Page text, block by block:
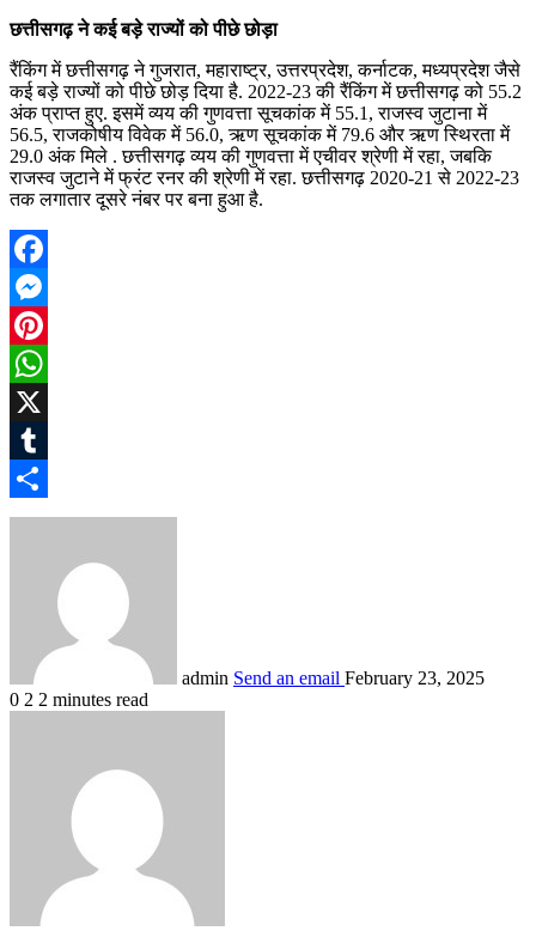
छत्तीसगढ़ ने कई बड़े राज्यों को पीछे छोड़ा
रैंकिंग में छत्तीसगढ़ ने गुजरात, महाराष्ट्र, उत्तरप्रदेश, कर्नाटक, मध्यप्रदेश जैसे
कई बड़े राज्यों को पीछे छोड़ दिया है. 2022-23 की रैंकिंग में छत्तीसगढ़ को 55.2
अंक प्राप्त हुए. इसमें व्यय की गुणवत्ता सूचकांक में 55.1, राजस्व जुटाना में
56.5, राजकोषीय विवेक में 56.0, ऋण सूचकांक में 79.6 और ऋण स्थिरता में
29.0 अंक मिले . छत्तीसगढ़ व्यय की गुणवत्ता में एचीवर श्रेणी में रहा, जबकि
राजस्व जुटाने में फ्रंट रनर की श्रेणी में रहा. छत्तीसगढ़ 2020-21 से 2022-23
तक लगातार दूसरे नंबर पर बना हुआ है.
Facebook
Messenger
Pinterest
WhatsApp
X
Tumblr
Share
admin Send an email February 23, 2025
0 2 2 minutes read